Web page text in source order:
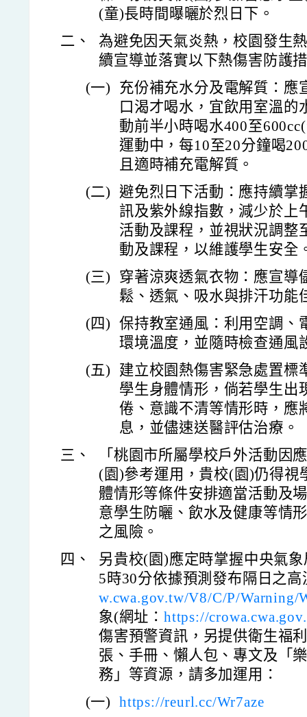
(童)長時間曝曬於烈日下。
二、
為避免因天氣炎熱，校園發生
續宣導並落實以下熱傷害防護
(一)
充份補充水分及電解質：應
口渴才喝水，宜飲用室溫的
動前半小時喝水400至
運動中，每10至20分鐘喝
且適時補充電解質。
(二)
避免烈日下活動：應持續掌
訊及紫外線指數，減少於上
活動及課程，並視狀況調整
動及課程，以維護學生安全
(三)
穿著涼爽透氣衣物：應宣導
鬆、透氣、吸水與排汗功能
(四) 保持教室通風：利用空調、
環境溫度，並隨時檢查通風
(五)
建立校園熱傷害緊急處置標
學生身體情形，倘若學生出
倦、意識不清等情形時，應
息，並儘速送醫評估治療。
三、
「桃園市所屬學校戶外活動因
(園)參考運用，貴校(園)仍得視
體情形等條件安排適當活動及
意學生防曬、飲水及健康等情
之風險。
四、
另貴校(園)應定時掌握中央氣
5時30分依據預測發布隔日之
w.cwa.gov.tw/V8/C/P/Warning/
象(網址： https://
傷害預警資訊，另提供衛生福
張、手冊、懶人包、專文及「
務」等資源，請多加運用：
(一) https://reurl.cc/Wr7aze